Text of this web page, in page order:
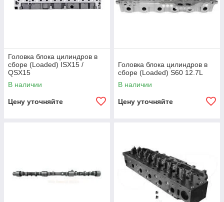
Головка блока цилиндров в
сборе (Loaded) ISX15 /
QSX15
В наличии
Цену уточняйте
Головка блока цилиндров в
сборе (Loaded) S60 12.7L
В наличии
Цену уточняйте